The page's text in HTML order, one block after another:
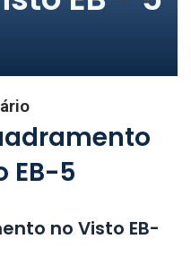
EB-5
no Visto EB-